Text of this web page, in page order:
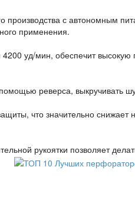
с автономным
применения.
уд/мин, обеспечит
реверса, выкручивать
что значительно снижает
рукоятки позволяет